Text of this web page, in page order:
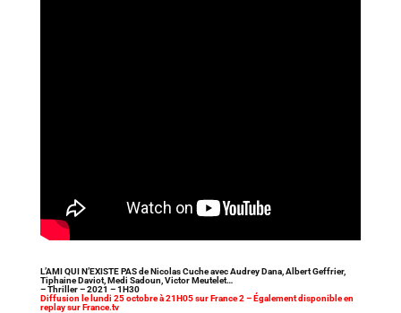
L’AMI QUI N’EXISTE PAS de Nicolas Cuche avec Audrey Dana, Albert Geffrier,
Tiphaine Daviot, Medi Sadoun, Victor Meutelet…
– Thriller – 2021 – 1H30
Diffusion le lundi 25 octobre à 21H05 sur France 2 – Également disponible en
replay sur France.tv